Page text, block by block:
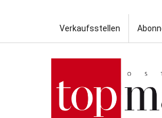
Verkaufsstellen